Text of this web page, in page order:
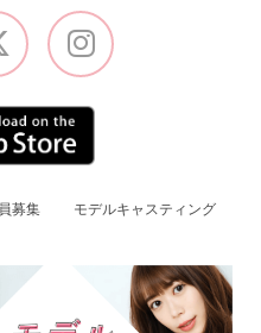
募集 モデルキャスティング